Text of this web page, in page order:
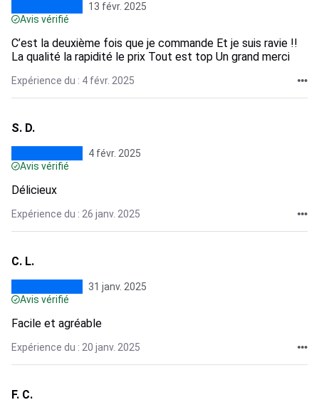
13 févr. 2025
Avis vérifié
C’est la deuxième fois que je commande Et je suis ravie !!
La qualité la rapidité le prix Tout est top Un grand merci
Expérience du : 4 févr. 2025
S. D.
4 févr. 2025
Avis vérifié
Délicieux
Expérience du : 26 janv. 2025
C. L.
31 janv. 2025
Avis vérifié
Facile et agréable
Expérience du : 20 janv. 2025
F. C.